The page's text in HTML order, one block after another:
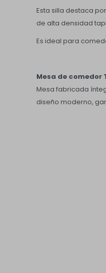
Esta silla destaca
de alta densidad
Es ideal para
Mesa de comedor
Mesa fabricada
diseño moderno,